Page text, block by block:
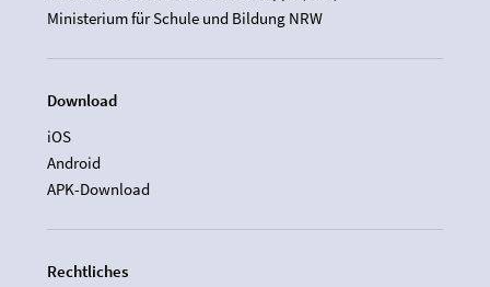
Ministerium für Schule und Bildung NRW
Download
iOS
Android
APK-Download
Rechtliches